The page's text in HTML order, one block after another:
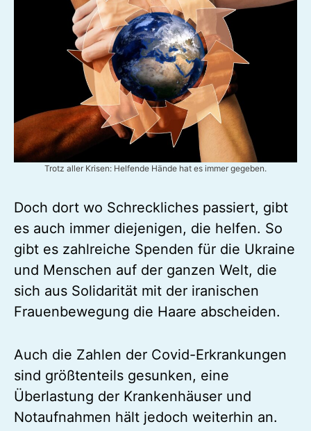
Trotz aller Krisen: Helfende Hände hat es immer gegeben.
Doch dort wo Schreckliches passiert, gibt
es auch immer diejenigen, die helfen. So
gibt es zahlreiche Spenden für die Ukraine
und Menschen auf der ganzen Welt, die
sich aus Solidarität mit der iranischen
Frauenbewegung die Haare abscheiden.
Auch die Zahlen der Covid-Erkrankungen
sind größtenteils gesunken, eine
Überlastung der Krankenhäuser und
Notaufnahmen hält jedoch weiterhin an.